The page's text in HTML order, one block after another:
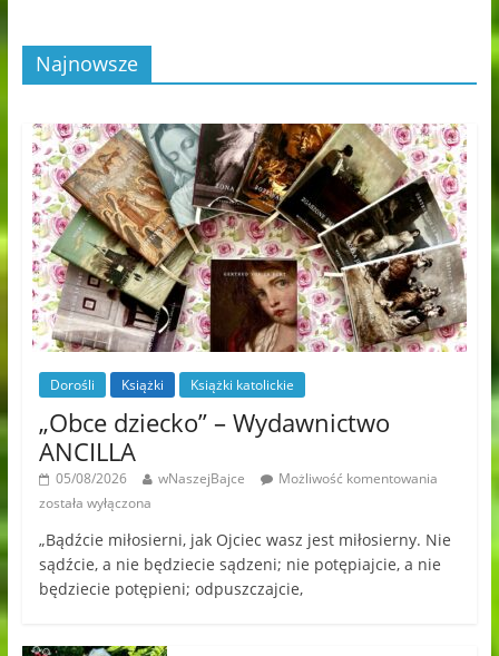
Najnowsze
Dorośli Książki Książki katolickie
„Obce dziecko” – Wydawnictwo
ANCILLA
05/08/2026 wNaszejBajce
Możliwość komentowania
została wyłączona
„Bądźcie miłosierni, jak Ojciec wasz jest miłosierny. Nie
sądźcie, a nie będziecie sądzeni; nie potępiajcie, a nie
będziecie potępieni; odpuszczajcie,